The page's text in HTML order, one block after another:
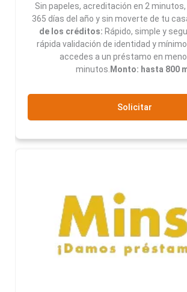
Sin papeles, acreditación en 2
365 días del año y sin moverte de tu
de los créditos: Rápido, simple y
rápida validación de identidad y
accedes a un préstamo en
minutos. Monto: hasta 800
Solicitar